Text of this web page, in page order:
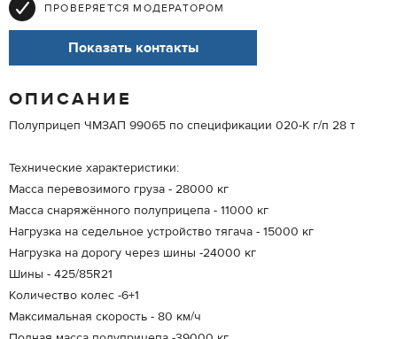
ПРОВЕРЯЕТСЯ МОДЕРАТОРОМ
Показать контакты
ОПИСАНИЕ
Полуприцеп ЧМЗАП 99065 по спецификации 020-К г/п 28 т
Технические характеристики:
Масса перевозимого груза - 28000 кг
Масса снаряжённого полуприцепа - 11000 кг
Нагрузка на седельное устройство тягача - 15000 кг
Нагрузка на дорогу через шины -24000 кг
Шины - 425/85R21
Количество колес -6+1
Максимальная скорость - 80 км/ч